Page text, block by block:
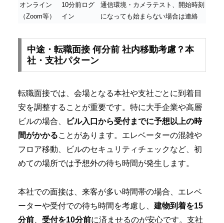
オンライン
（Zoom等）
10分前ログ
イン
通信環境・カメラテスト、開始時刻
になっても始まらない場合は連絡
中途・転職面接 何分前 社内移動考慮？本
社・支社パターン
転職面接では、会場となる本社や支社ごとに到着目
安を調整することが重要です。特に大手企業や高層
ビルの場合、
ビル入口から受付までに予想以上の時
間がかかることがあります。エレベーターの混雑や
フロア移動、ビルのセキュリティチェックなど、初
めての場所では予想外の待ち時間が発生します。
本社での面接は、来客が多い時間帯の場合、エレベ
ーターや受付での待ち時間を考慮し、 建物到着を15
分前
受付を10分前に済ませるのが安心です。支社